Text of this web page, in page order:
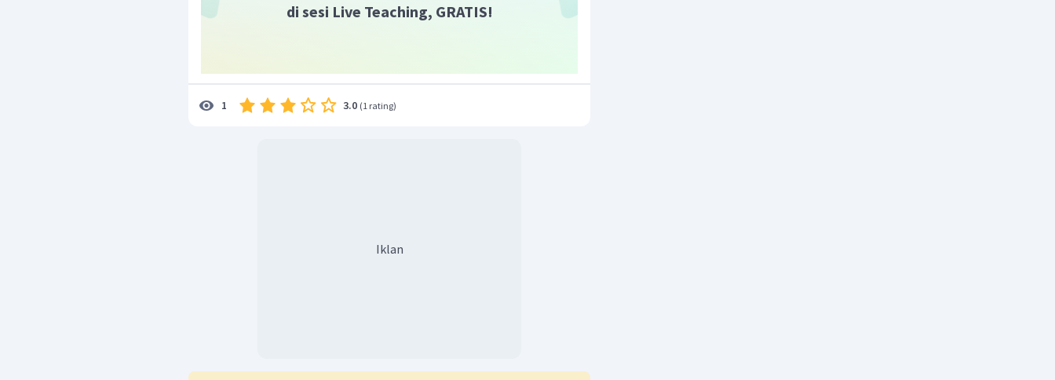
Akan terjadinya kekacauan ekonomi. Inflasi yang
Menurunnya ekspor barang disebabkan oleh
mahalnya barang. Jika ekspor barang berkurang
di sesi Live Teaching, GRATIS!
1 3.0 (1 rating)
Iklan